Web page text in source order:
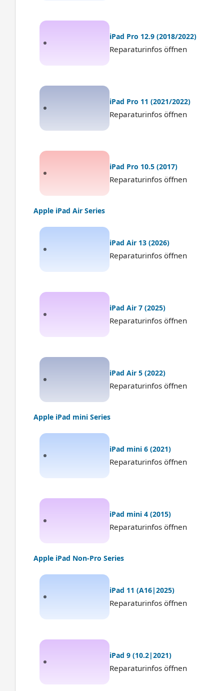
iPad Pro 12.9 (2018/2022)
Reparaturinfos öffnen
iPad Pro 11 (2021/2022)
Reparaturinfos öffnen
iPad Pro 10.5 (2017)
Reparaturinfos öffnen
Apple iPad Air Series
iPad Air 13 (2026)
Reparaturinfos öffnen
iPad Air 7 (2025)
Reparaturinfos öffnen
iPad Air 5 (2022)
Reparaturinfos öffnen
Apple iPad mini Series
iPad mini 6 (2021)
Reparaturinfos öffnen
iPad mini 4 (2015)
Reparaturinfos öffnen
Apple iPad Non-Pro Series
iPad 11 (A16|2025)
Reparaturinfos öffnen
iPad 9 (10.2|2021)
Reparaturinfos öffnen